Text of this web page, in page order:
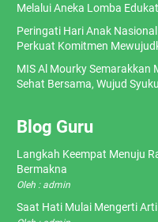
Melalui Aneka Lomba
Peringati Hari Anak
Perkuat Komitmen
MIS Al Mourky Semarakkan
Sehat Bersama, Wujud
Blog Guru
Langkah Keempat Menuju
Bermakna
Oleh : admin
Saat Hati Mulai Mengerti